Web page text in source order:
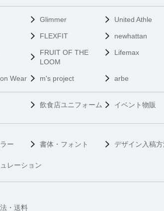
Glimmer United Athle
FLEXFIT newhattan
FRUIT OF THE
LOOM
Lifemax
Wear m's project arbe
飲食店ユニフォーム イベント物販
ー 書体・フォント デザイン入稿
レーション
・送料